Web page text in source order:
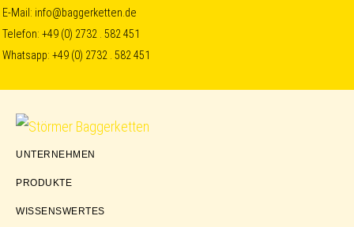
Skip
to
primary
navigation
Skip
to
content
Skip
to
E-Mail: info@baggerketten.de
Telefon:+49 (0) 2732 . 582 451
Whatsapp:+49 (0) 2732 . 582 451
Störmer
UNTERNEHMEN
PRODUKTE
WISSENSWERTES